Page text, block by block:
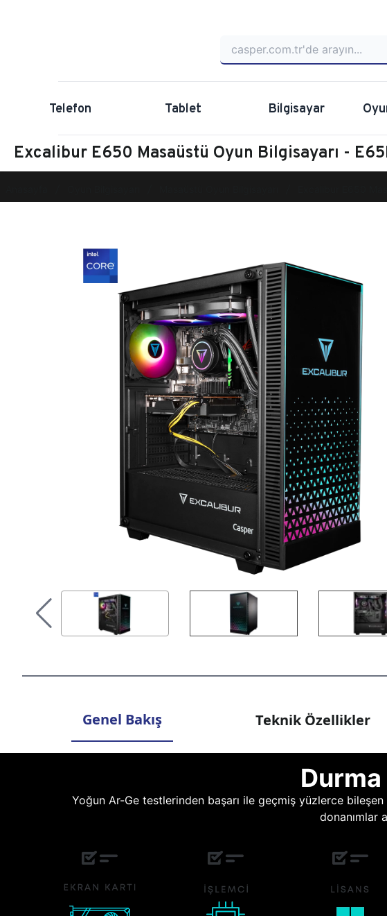
Telefon Tablet Bilgisayar
Excalibur E650 Masaüstü Oyun Bilgisayarı -
Genel Bakış Teknik Özellikler
Durma
Yoğun Ar-Ge testlerinden başarı ile geçmiş yüzlerce
donanımlar